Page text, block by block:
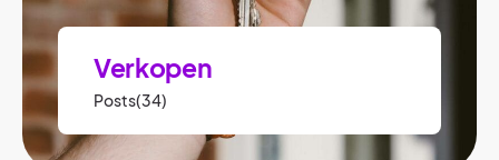
Verkopen
Posts(34)